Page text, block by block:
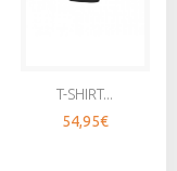
T-SHIRT...
54,95€